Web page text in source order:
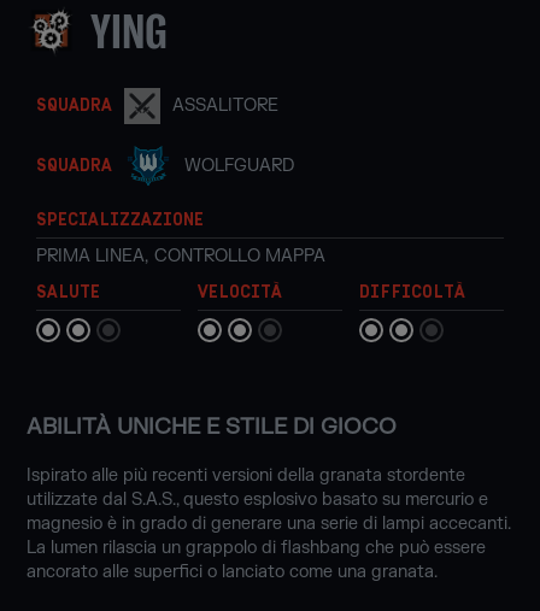
YING
SQUADRA ASSALITORE
SQUADRA WOLFGUARD
SPECIALIZZAZIONE
PRIMA LINEA, CONTROLLO MAPPA
SALUTE VELOCITÀ DIFFICOLTÀ
ABILITÀ UNICHE E STILE DI GIOCO
Ispirato alle più recenti versioni della granata stordente
utilizzate dal S.A.S., questo esplosivo basato su mercurio e
magnesio è in grado di generare una serie di lampi accecanti.
La lumen rilascia un grappolo di flashbang che può essere
ancorato alle superfici o lanciato come una granata.